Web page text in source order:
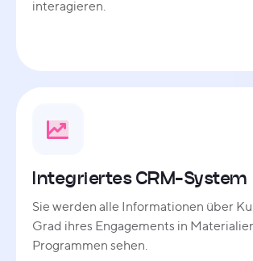
interagieren.
Integriertes CRM-System
Sie werden alle Informationen über
Grad ihres Engagements in
Programmen sehen.